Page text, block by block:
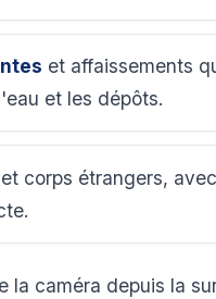
et affaissements
et les dépôts.
et corps étrangers,
la caméra depuis la